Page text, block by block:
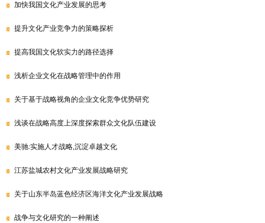
加快我国文化产业发展的思考
提升文化产业竞争力的策略探析
提高我国文化软实力的路径选择
浅析企业文化在战略管理中的作用
关于基于战略视角的企业文化竞争优势研究
浅谈在战略高度上深度探索群众文化队伍建设
美驰:实施人才战略,沉淀卓越文化
江苏盐城农村文化产业发展战略研究
关于山东半岛蓝色经济区海洋文化产业发展战略
战争与文化研究的一种阐述